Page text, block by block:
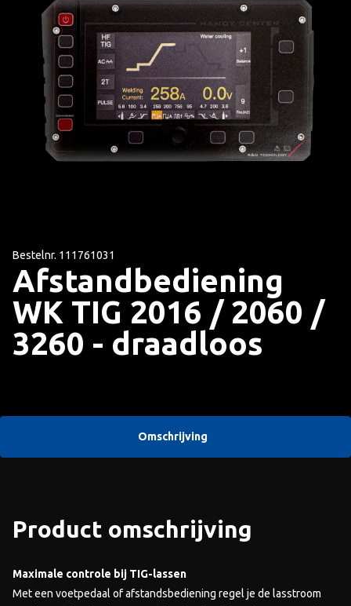
Bestelnr. 111761031
Afstandbediening
WK TIG 2016 / 2060 /
3260 - draadloos
Omschrijving
Product omschrijving
Maximale controle bij TIG-lassen
Met een voetpedaal of afstandsbediening regel je de lasstroom